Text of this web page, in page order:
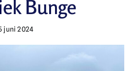
Bunge
juni 2024